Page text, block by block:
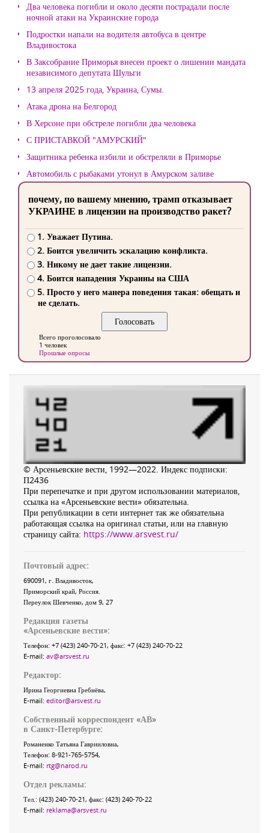
Два человека погибли и около десяти пострадали после
ночной атаки на Украинские города
Подростки напали на водителя автобуса в центре
Владивостока
В Заксобрание Приморья внесен проект о лишении мандата
независимого депутата Шульги
13 апреля 2025 года, Украина, Сумы.
Атака дрона на Белгород
В Херсоне при обстреле погибли два человека
С ПРИСТАВКОЙ "АМУРСКИЙ"
Защитника ребенка избили и обстреляли в Приморье
Автомобиль с рыбаками утонул в Амурском заливе
почему, по вашему мнению, трамп отказывает
УКРАИНЕ в лицензии на производство ракет?
1. Уважает Путина.
2. Боится увеличить эскалацию конфликта.
3. Никому не дает такие лицензии.
4. Боится нападения Украины на США
5. Просто у него манера поведения такая: обещать и
не сделать.
Всего проголосовало
1 человек
Прошлые опросы
© Арсеньевские вести, 1992—2022. Индекс подписки:
П2436
При перепечатке и при другом использовании материалов,
ссылка на «Арсеньевские вести» обязательна.
При републикации в сети интернет так же обязательна
работающая ссылка на оригинал статьи, или на главную
страницу сайта: https://www.arsvest.ru/
Почтовый адрес:
690091, г. Владивосток,
Приморский край, Россия
Переулок Шевченко, дом 9, 27
Редакция газеты
«Арсеньевские вести»:
Телефон: +7 (423) 240-70-21, факс: +7 (423) 240-70-22
E-mail: av@arsvest.ru
Редактор:
Ирина Георгиевна Гребнёва,
E-mail: editor@arsvest.ru
Собственный корреспондент «АВ»
в Санкт-Петербурге:
Романенко Татьяна Гаврииловна,
Телефон: 8-921-765-5754,
E-mail: rtg@narod.ru
Отдел рекламы:
Тел.: (423) 240-70-21, факс: (423) 240-70-22
E-mail: reklama@arsvest.ru